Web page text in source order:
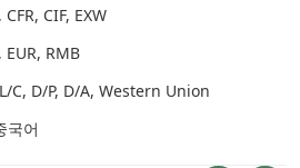
CIF, EXW
EUR, RMB
C, D/P, D/A, Western Union
국어